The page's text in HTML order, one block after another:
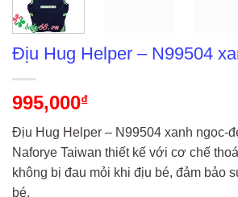
Địu Hug Helper – N99504
995,000₫
Địu Hug Helper – N99504 xanh ngọc-
Naforye Taiwan thiết kế với cơ chế
không bị đau mỏi khi địu bé, đảm bảo
bé.